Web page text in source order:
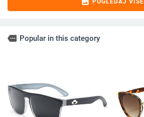
POGLEDAJ VIŠE
more Popular in this category